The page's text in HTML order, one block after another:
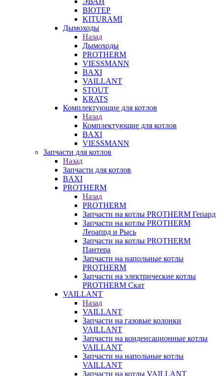
BIOTEP
KITURAMI
Дымоходы
Назад
Дымоходы
PROTHERM
VIESSMANN
BAXI
VAILLANT
STOUT
KRATS
Комплектующие для котлов
Назад
Комплектующие для котлов
BAXI
VIESSMANN
Запчасти для котлов
Назад
Запчасти для котлов
BAXI
PROTHERM
Назад
PROTHERM
Запчасти на котлы PROTHERM Гепард
Запчасти на котлы PROTHERM
Леоапрд и Рысь
Запчасти на котлы PROTHERM
Пантера
Запчасти на напольные котлы
PROTHERM
Запчасти на электрические котлы
PROTHERM Скат
VAILLANT
Назад
VAILLANT
Запчасти на газовые колонки
VAILLANT
Запчасти на конденсационные котлы
VAILLANT
Запчасти на напольные котлы
VAILLANT
Запчасти на котлы VAILLANT